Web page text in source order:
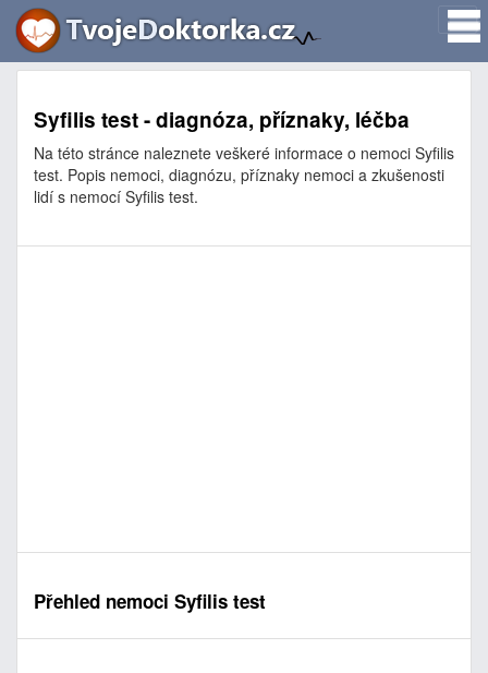
Syfilis test - diagnóza, příznaky, léčba
Na této stránce naleznete veškeré informace o nemoci Syfilis
test. Popis nemoci, diagnózu, příznaky nemoci a zkušenosti
lidí s nemocí Syfilis test.
Přehled nemoci Syfilis test